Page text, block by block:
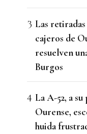
Las
cajeros de
resuelven
Burgos
La A-52, a
Ourense,
huida